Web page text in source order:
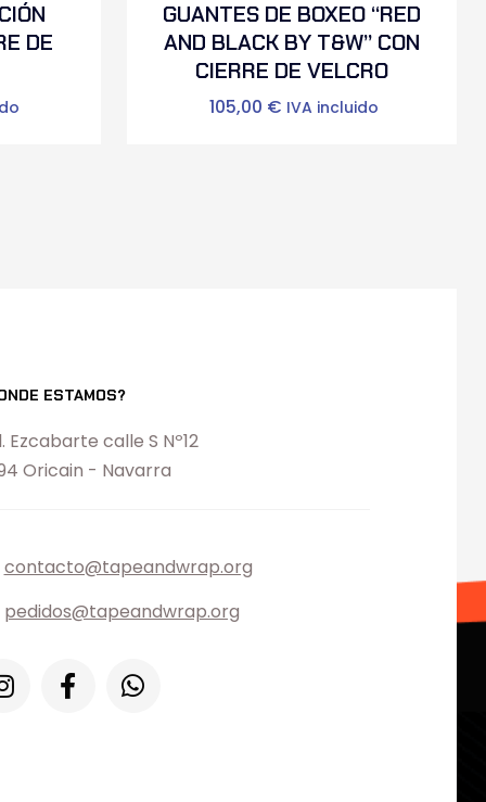
DE
GUANTES DE BOXEO “RED
AND BLACK BY T&W” CON
CIERRE DE VELCRO
105,00 € IVA incluido
ESTAMOS?
Ezcabarte calle S Nº12
Oricain - Navarra
contacto@tapeandwrap.org
pedidos@tapeandwrap.org